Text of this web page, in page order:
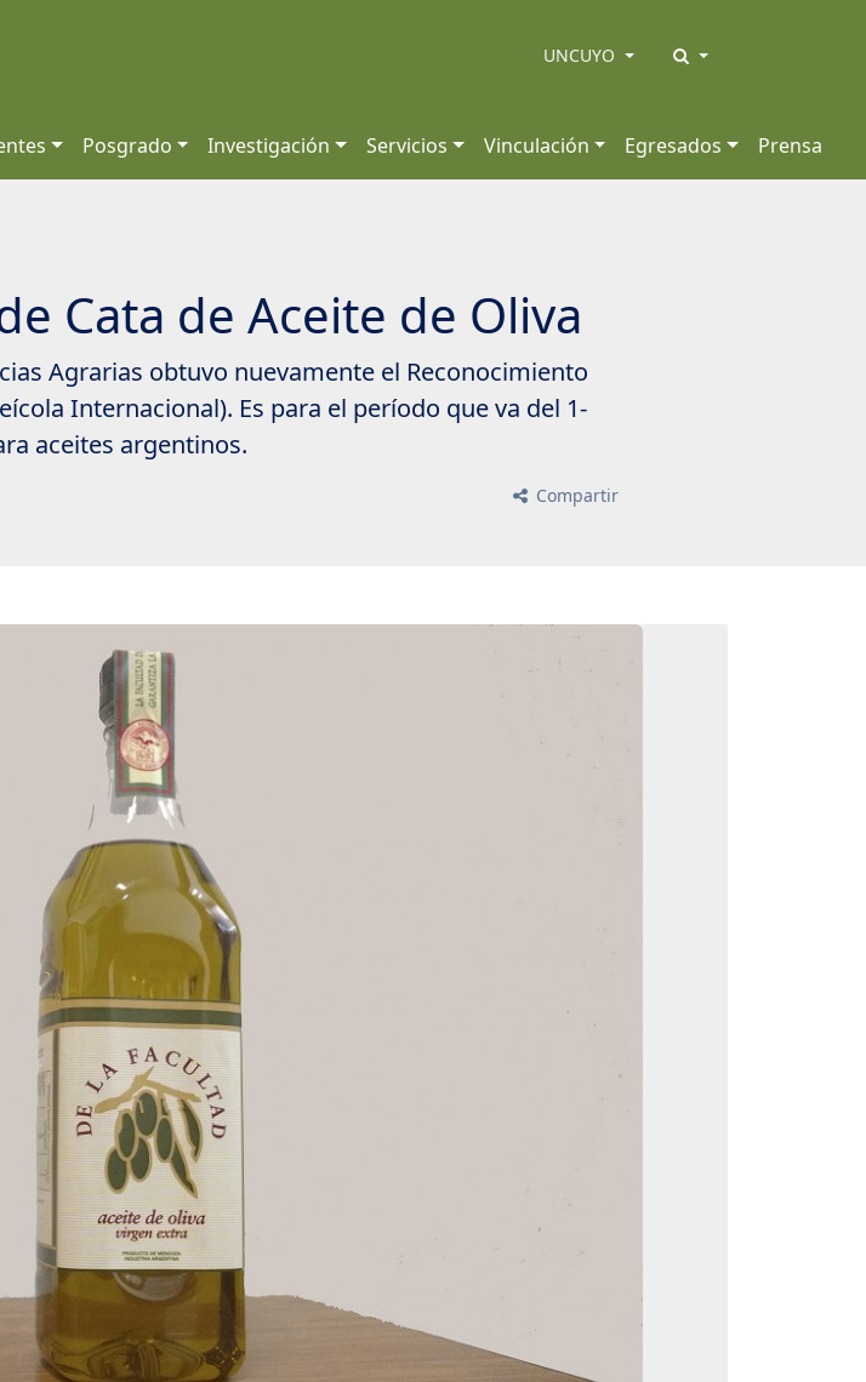
UNCUYO
Posgrado Investigación Servicios Vinculación Egresados Prensa
Cata de Aceite de Oliva
Agrarias obtuvo nuevamente el Reconocimiento
Internacional). Es para el período que va del 1-
aceites argentinos.
Compartir